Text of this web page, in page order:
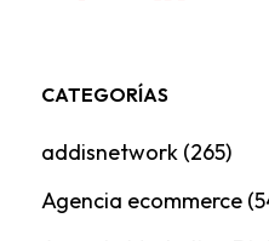
CATEGORÍAS
addisnetwork(265)
Agencia ecommerce